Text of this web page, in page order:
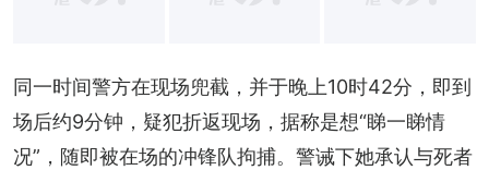
+1
同一时间警方在现场兜截，并于晚上10时42分，即到
场后约9分钟，疑犯折返现场，据称是想“睇一睇情
况”，随即被在场的冲锋队拘捕。警诫下她承认与死者